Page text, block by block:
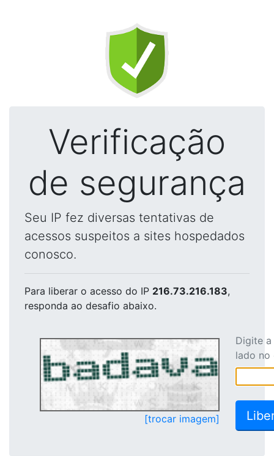
Verificação
de segurança
Seu IP fez diversas tentativas de
acessos suspeitos a sites hospedados
conosco.
Para liberar o acesso do IP 216.73.216.183,
responda ao desafio abaixo.
[trocar imagem]
Digite
lado no